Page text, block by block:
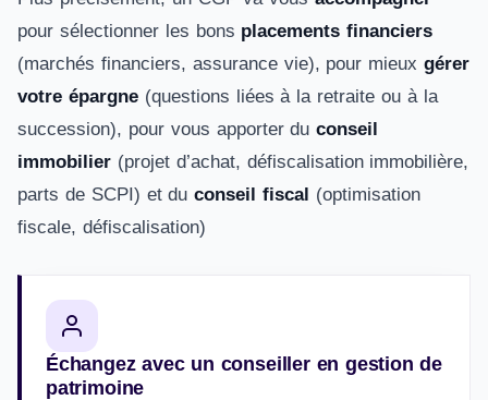
pour sélectionner les bons placements financiers
(marchés financiers, assurance vie), pour mieuxgérer
votre épargne(questions liées à la retraite ou à la
succession), pour vous apporter duconseil
immobilier (projet d’achat, défiscalisation immobilière,
parts de SCPI) et duconseil fiscal (optimisation
fiscale, défiscalisation)
Échangez avec un conseiller en gestion de
patrimoine